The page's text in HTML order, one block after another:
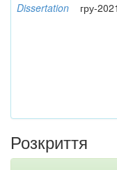
Dissertation гру-2021
Розкриття